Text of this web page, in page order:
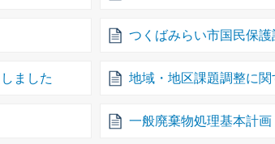
つくばみらい市国民保護
ました 地域・地区課題調整に関
一般廃棄物処理基本計画